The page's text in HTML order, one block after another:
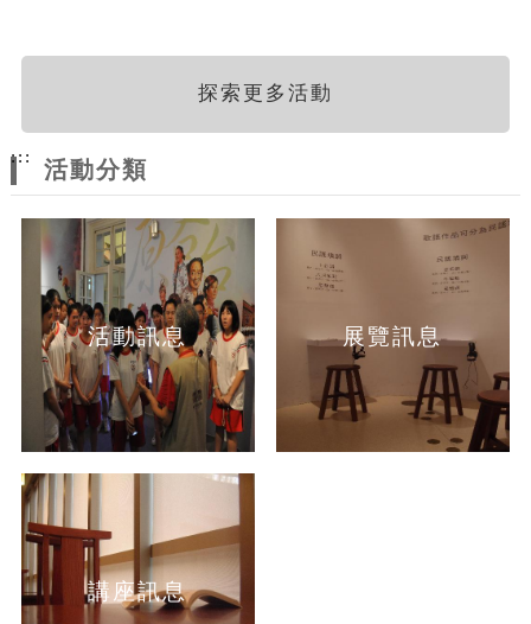
探索更多活動
:::
活動分類
活動訊息 展覽訊息
講座訊息